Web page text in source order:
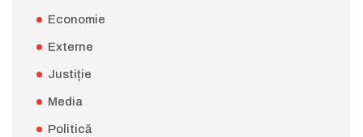
Economie
Externe
Justiție
Media
Politică